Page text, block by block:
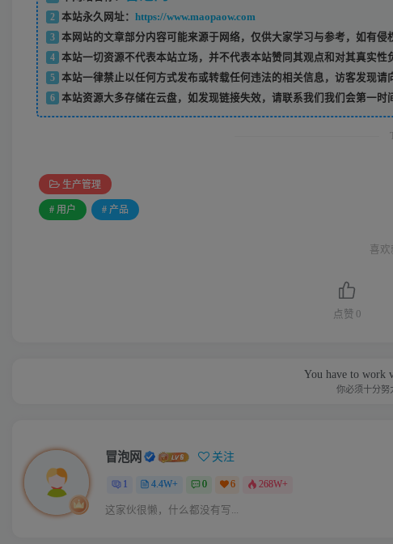
2 本站永久网址： https://www.maopaow.com
3
本网站的文章部分内容可能来源于网络，仅供大家学习与参考，如有侵
4
本站一切资源不代表本站立场，并不代表本站赞同其观点和对其真实性
5
本站一律禁止以任何方式发布或转载任何违法的相关信息，访客发现请
6
本站资源大多存储在云盘，如发现链接失效，请联系我们我们会第一时
生产管理
# 用户 # 产品
喜欢
点赞 0
You have to work
你必须十分努
冒泡网 关注
1 4.4W+ 0 6 268W+
这家伙很懒，什么都没有写...